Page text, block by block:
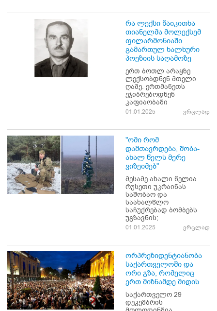
რა ლექსი წაიკითხა
თიანელმა მოლექსემ
ფილარმონიაში
გამართულ ხალხური
პოეზიის საღამოზე
ერთ ბოთლ არაყზე
ლექსობდნენ მთელი
ღამე. ერთმანეთს
ეჯიბრებოდნენ
კაფიაობაში
01.01.2025 ვრცლად
"ომი რომ
დამთავრდება, შობა-
ახალ წელს მერე
ვიზეიმებ"
მესამე ახალი წელია
რუსეთი უკრაინას
საშობაო და
საახალწლო
საჩუქრებად ბომბებს
უგზავნის;
01.01.2025 ვრცლად
ორპრეზიდენტიანობა
საქართველოში და
ორი გზა, რომელიც
ერთ მიზნამდე მიდის
საქართველო 29
დეკემბრის